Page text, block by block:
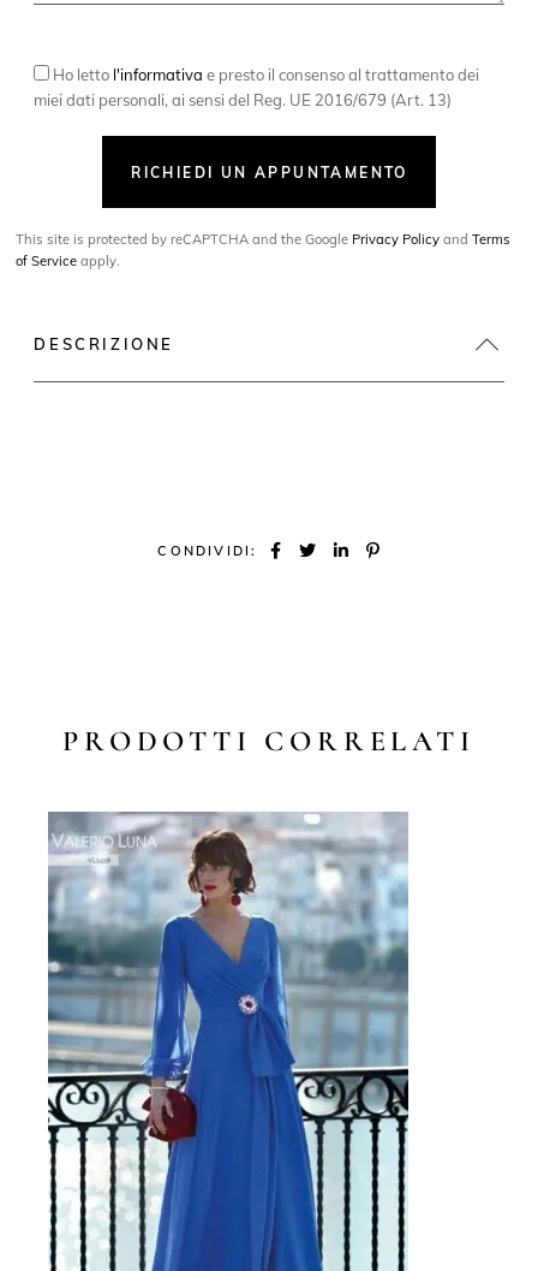
Ho letto l'informativa e presto il consenso al trattamento dei
miei dati personali, ai sensi del Reg. UE 2016/679 (Art. 13)
RICHIEDI UN APPUNTAMENTO
This site is protected by reCAPTCHA and the Google Privacy Policy andTerms
of Service apply.
DESCRIZIONE
CONDIVIDI:
PRODOTTI CORRELATI